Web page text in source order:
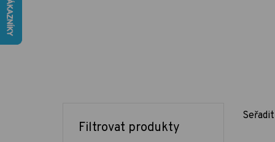
Filtrovat produkty
Seřadit